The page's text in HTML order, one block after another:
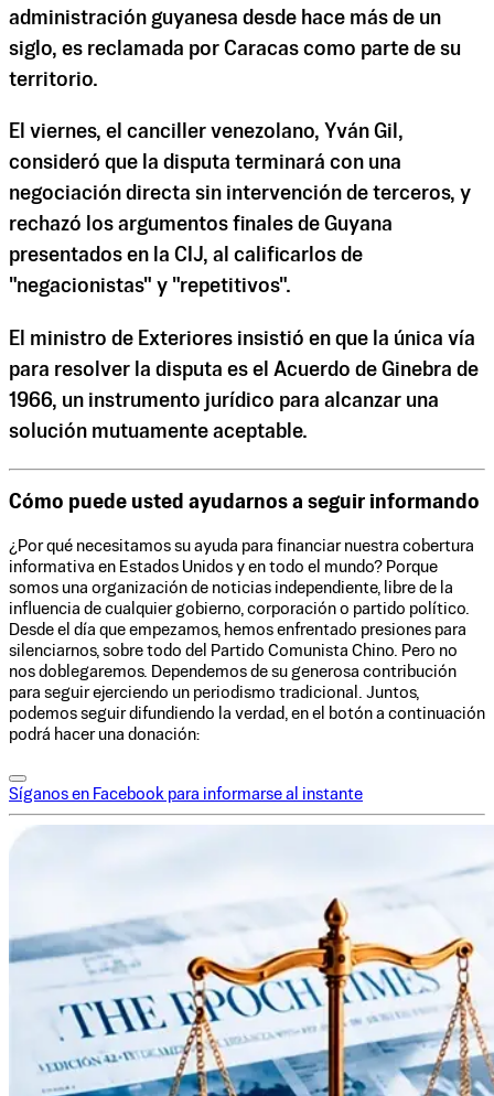
administración guyanesa desde hace más de un
siglo, es reclamada por Caracas como parte de su
territorio.
El viernes, el canciller venezolano, Yván Gil,
consideró que la disputa terminará con una
negociación directa sin intervención de terceros, y
rechazó los argumentos finales de Guyana
presentados en la CIJ, al calificarlos de
"negacionistas" y "repetitivos".
El ministro de Exteriores insistió en que la única vía
para resolver la disputa es el Acuerdo de Ginebra de
1966, un instrumento jurídico para alcanzar una
solución mutuamente aceptable.
Cómo puede usted ayudarnos a seguir informando
¿Por qué necesitamos su ayuda para financiar nuestra cobertura
informativa en Estados Unidos y en todo el mundo? Porque
somos una organización de noticias independiente, libre de la
influencia de cualquier gobierno, corporación o partido político.
Desde el día que empezamos, hemos enfrentado presiones para
silenciarnos, sobre todo del Partido Comunista Chino. Pero no
nos doblegaremos. Dependemos de su generosa contribución
para seguir ejerciendo un periodismo tradicional. Juntos,
podemos seguir difundiendo la verdad, en el botón a continuación
podrá hacer una donación:
Síganos en Facebook para informarse al instante